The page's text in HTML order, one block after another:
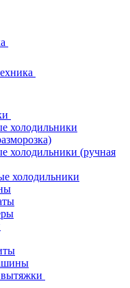
холодильники
холодильники (ручная
холодильники
вытяжки